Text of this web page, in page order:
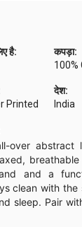
है:
कपड़ा:
100%
Printed
देश:
India
over abstract
breathable
and a
clean with the
sleep. Pair